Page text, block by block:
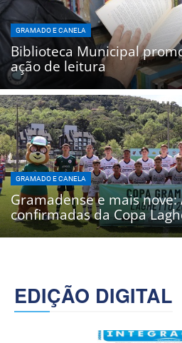
GRAMADO E CANELA
Biblioteca Municipal
ação de leitura
GRAMADO E CANELA
Gramadense e mais nove:
confirmadas da Copa
EDIÇÃO DIGITAL